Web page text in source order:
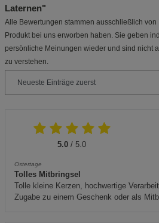
Laternen"
Alle Bewertungen stammen ausschließlich
Produkt bei uns erworben haben. Sie geben
persönliche Meinungen wieder und sind nicht
zu verstehen.
5.0 / 5.0
Ostertage
Tolles Mitbringsel
Tolle kleine Kerzen, hochwertige
Zugabe zu einem Geschenk oder als